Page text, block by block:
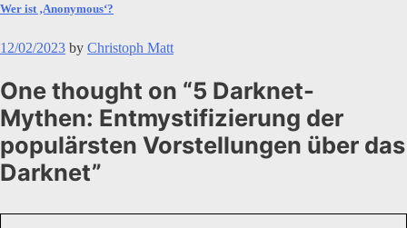
Wer ist ‚Anonymous‘?
12/02/2023 by Christoph Matt
One thought on “5 Darknet-
Mythen: Entmystifizierung der
populärsten Vorstellungen über das
Darknet”